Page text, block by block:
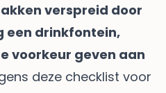
verspreid door
een drinkfontein,
voorkeur geven aan
deze checklist voor